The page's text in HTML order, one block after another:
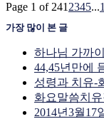
Page 1 of 241 2345...
가장 많이 본 글
하나님 가까
44,45년만에
성령과 치유-
화요말씀치
2014년3월17